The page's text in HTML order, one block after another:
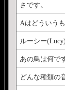
さです。
Aはどういう
ルーシー
あの鳥は何で
どんな種類の